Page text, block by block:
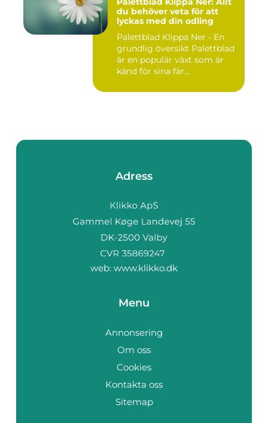
du behöver veta för att
lyckas med din odling
Palettblad Klippa Ner - En
grundlig översikt Palettblad
är en populär växt som är
känd för sina fär...
Adress
web: www.klikko.dk
Menu
Annonsering
Om oss
Cookies
Kontakta oss
Sitemap